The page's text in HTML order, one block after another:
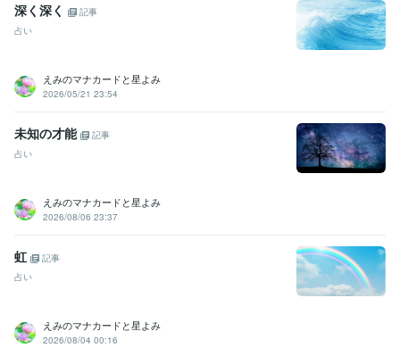
深く深く
記事
占い
えみのマナカードと星よみ
2026/05/21 23:54
未知の才能
記事
占い
えみのマナカードと星よみ
2026/08/06 23:37
虹
記事
占い
えみのマナカードと星よみ
2026/08/04 00:16